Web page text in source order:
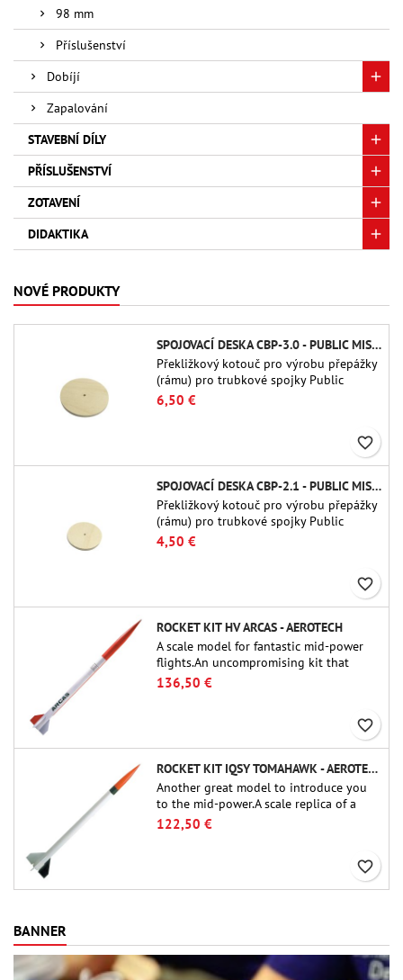
98 mm
Příslušenství
Dobíjí
Zapalování
STAVEBNÍ DÍLY
PŘÍSLUŠENSTVÍ
ZOTAVENÍ
DIDAKTIKA
NOVÉ PRODUKTY
SPOJOVACÍ DESKA CBP-3.0 - PUBLIC MISSILES LTD.
Překližkový kotouč pro výrobu přepážky
(rámu) pro trubkové spojky Public
Missiles Ltd. o průměru 75 mm (PT-
3.0/QT-3.0)
6,50 €
favorite_border
SPOJOVACÍ DESKA CBP-2.1 - PUBLIC MISSILES LTD.
Překližkový kotouč pro výrobu přepážky
(rámu) pro trubkové spojky Public
Missiles Ltd. o průměru 54 mm (PT-2.1
nebo QT-2.1)
4,50 €
favorite_border
ROCKET KIT HV ARCAS - AEROTECH
A scale model for fantastic mid-power
flights.An uncompromising kit that
allows you to build a replica of one of
the most famous sounding-rocket ever.
136,50 €
favorite_border
ROCKET KIT IQSY TOMAHAWK - AEROTECH
Another great model to introduce you
to the mid-power.A scale replica of a
famous sounding rocket, small in size
and peefect to move to higher-level kits.
122,50 €
favorite_border
BANNER